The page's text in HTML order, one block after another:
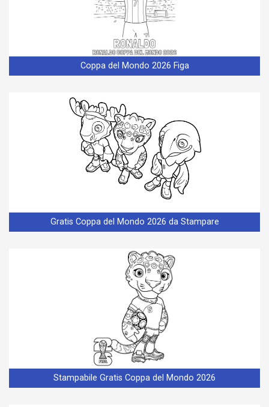
Coppa del Mondo 2026 Figa
Gratis Coppa del Mondo 2026 da Stampare
Stampabile Gratis Coppa del Mondo 2026